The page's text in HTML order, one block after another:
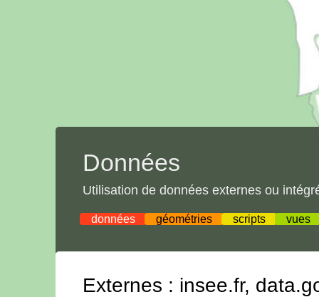
Données
Utilisation de données externes ou
données géométries scripts vues
Externes : insee.fr,